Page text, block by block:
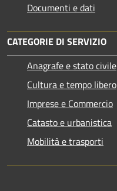
Documenti e dati
CATEGORIE DI SERVIZIO
Anagrafe e stato civile
Cultura e tempo libero
Imprese e Commercio
Catasto e urbanistica
Mobilità e trasporti